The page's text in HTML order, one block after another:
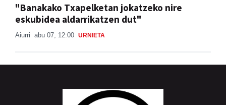
"Banakako Txapelketan jokatzeko nire
eskubidea aldarrikatzen dut"
Aiurri abu 07, 12:00 URNIETA